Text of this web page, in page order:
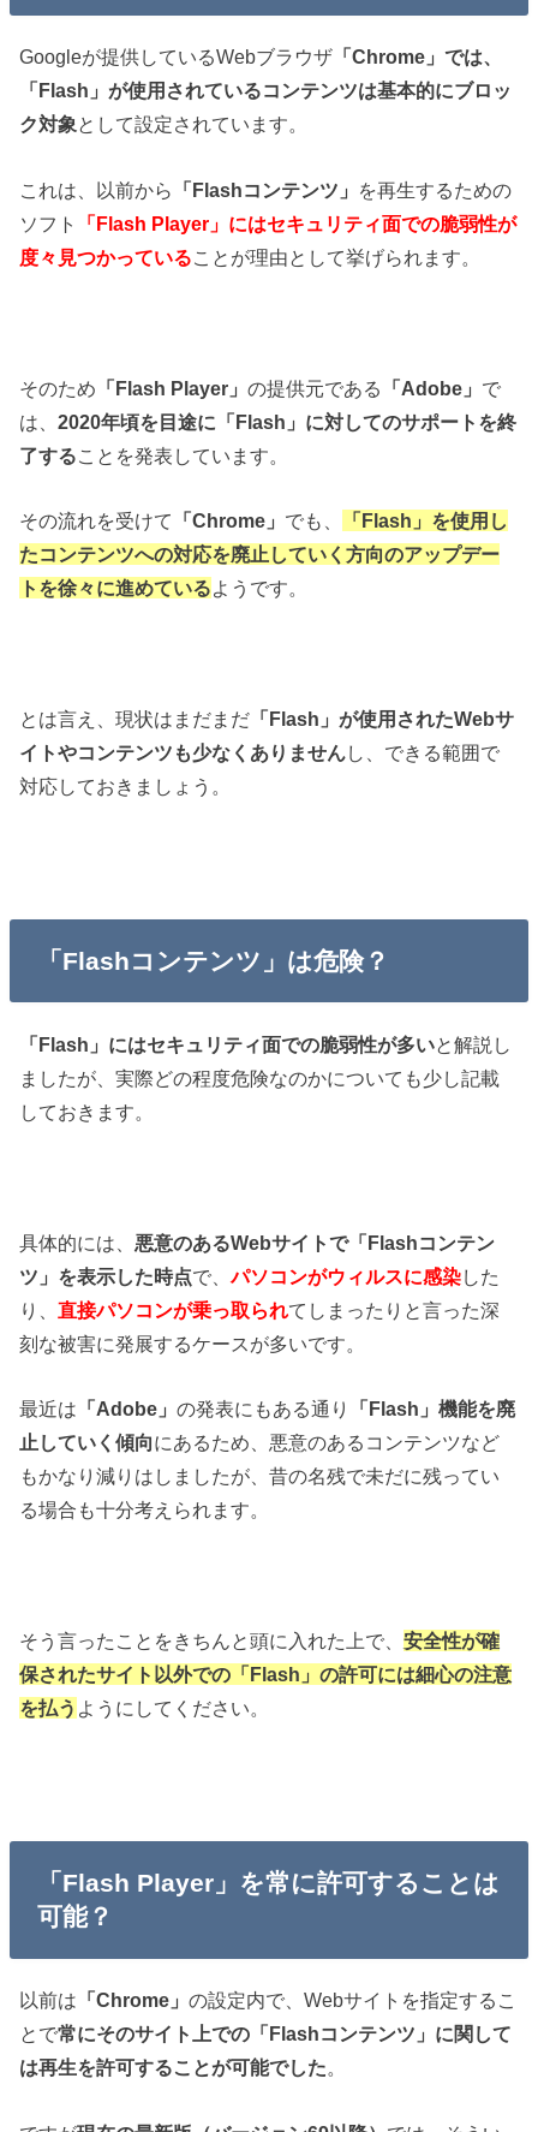
Googleが提供しているWebブラウザ 「Chrome」では、
「Flash」が使用されているコンテンツは基本的にブロッ
ク対象として設定されています。
これは、以前から 「Flashコンテンツ」 を再生するための
ソフト
「Flash Player」にはセキュリティ面での脆弱性が
度々見つかっていることが理由として挙げられます。
そのため 「Flash Player」の提供元である 「Adobe」 で
は、2020年頃を目途に「Flash」に対してのサポートを終
了する ことを発表しています。
その流れを受けて 「Chrome」 でも、
「Flash」を使用し
たコンテンツへの対応を廃止していく方向のアップデー
トを徐々に進めているようです。
とは言え、現状はまだまだ 「Flash」が使用されたWebサ
イトやコンテンツも少なくありません し、できる範囲で
対応しておきましょう。
「Flashコンテンツ」は危険？
「Flash」にはセキュリティ面での脆弱性が多いと解説し
ましたが、実際どの程度危険なのかについても少し記載
しておきます。
具体的には、 悪意のあるWebサイトで「Flashコンテン
ツ」を表示した時点で、パソコンがウィルスに感染した
り、直接パソコンが乗っ取られてしまったりと言った深
刻な被害に発展するケースが多いです。
最近は 「Adobe」の発表にもある通り
「Flash」機能を廃
止していく傾向にあるため、悪意のあるコンテンツなど
もかなり減りはしましたが、昔の名残で未だに残ってい
る場合も十分考えられます。
そう言ったことをきちんと頭に入れた上で、安全性が確
保されたサイト以外での「Flash」の許可には細心の注意
を払う ようにしてください。
「Flash Player」を常に許可することは
可能？
以前は 「Chrome」の設定内で、Webサイトを指定するこ
とで常にそのサイト上での「Flashコンテンツ」に関して
は再生を許可することが可能でした。